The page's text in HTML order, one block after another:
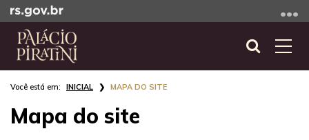
para
conteúdo
Ir
para
menu
Abrir
conteúdo
INICIAL MAPA DO SITE
Mapa do site